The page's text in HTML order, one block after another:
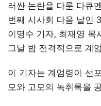
러싼 논란을 다룬 다큐
번째 시사회 다음 날인
이명수 기자, 최재영 목
그날 밤 전격적으로 계
이 기자는 계엄령이 선
모와 고모의 녹취록을